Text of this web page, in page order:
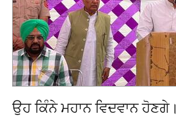
ਉਹ ਕਿੰਨੇ ਮਹਾਨ ਵਿਦਵਾਨ ਹੋਣਗੇ।